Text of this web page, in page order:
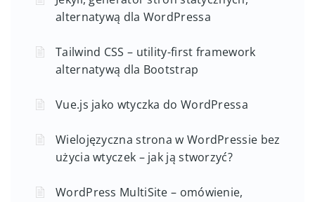
alternatywą dla WordPressa
Tailwind CSS – utility-first framework
alternatywą dla Bootstrap
Vue.js jako wtyczka do WordPressa
Wielojęzyczna strona w WordPressie bez
użycia wtyczek – jak ją stworzyć?
WordPress MultiSite – omówienie,